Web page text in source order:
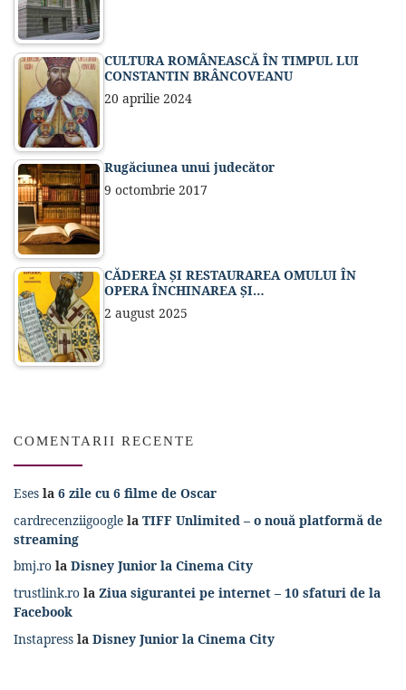
CULTURA ROMÂNEASCĂ ÎN TIMPUL LUI
CONSTANTIN BRÂNCOVEANU
20 aprilie 2024
Rugăciunea unui judecător
9 octombrie 2017
CĂDEREA ȘI RESTAURAREA OMULUI ÎN
OPERA ÎNCHINAREA ȘI…
2 august 2025
COMENTARII RECENTE
Eses la 6 zile cu 6 filme de Oscar
cardrecenziigoogle la TIFF Unlimited – o nouă platformă de
streaming
bmj.ro la Disney Junior la Cinema City
trustlink.ro la Ziua sigurantei pe internet – 10 sfaturi de la
Facebook
Instapress la Disney Junior la Cinema City